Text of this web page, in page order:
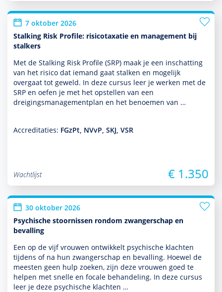
7 oktober 2026
Stalking Risk Profile: risicotaxatie en management bij
stalkers
Met de Stalking Risk Profile (SRP) maak je een inschatting
van het risico dat iemand gaat stalken en moge­lijk
overgaat tot geweld. In deze cursus leer je werken met de
SRP en oefen je met het opstellen van een
dreigingsmanagementplan en het benoemen van …
Accreditaties: FGzPt, NVvP, SKJ, VSR
Wachtlijst € 1.350
30 oktober 2026
Psychische stoornissen rondom zwangerschap en
bevalling
Een op de vijf vrouwen ontwik­kelt psychische klachten
tijdens of na hun zwangerschap en bevalling. Hoewel de
meesten geen hulp zoeken, zijn deze vrouwen goed te
helpen met snelle en focale behan­del­ing. In deze cursus
leer je deze psychische klachten …